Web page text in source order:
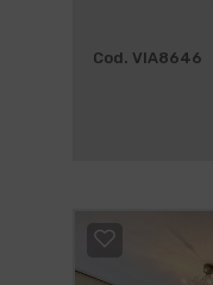
Cod. VIA8646